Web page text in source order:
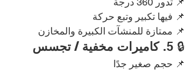
📌 فيها تكبير وتبع حركة
📌 ممتازة للمنشآت الكبيرة والمخازن
🔒 5. كاميرات مخفية / تجسس
📌 حجم صغير جدًا